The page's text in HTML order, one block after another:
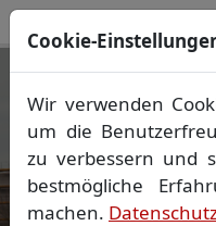
Ihr
Wir
Lageplan
Grenzfeststellung
Vorheriges Bild
Cookie-
Wir verwenden
um die
zu verbessern und
bestmögliche
machen.